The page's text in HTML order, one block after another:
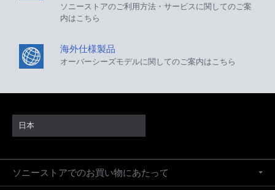
ソニーストアのご利用方法・サービスに関してのご案
内はこちら
海外仕様製品
オーバーシーズモデルに関してのご案内はこちら
日本
ソニーストアでのお買い物にあたって